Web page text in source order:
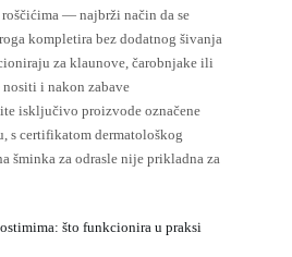
— najbrži način da se
kompletira bez dodatnog šivanja
za klaunove, čarobnjake ili
i nakon zabave
isključivo proizvode označene
s certifikatom dermatološkog
šminka za odrasle nije prikladna za
što funkcionira u praksi